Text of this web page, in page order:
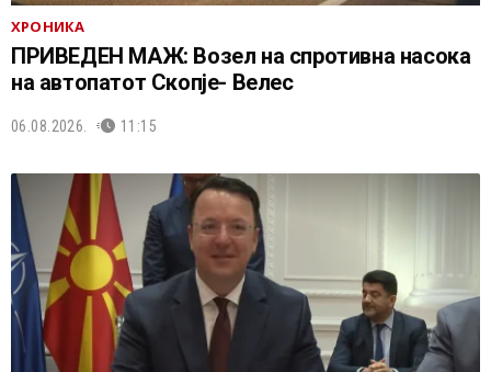
ХРОНИКА
ПРИВЕДЕН МАЖ: Возел на спротивна насока
на автопатот Скопје- Велес
06.08.2026. 11:15